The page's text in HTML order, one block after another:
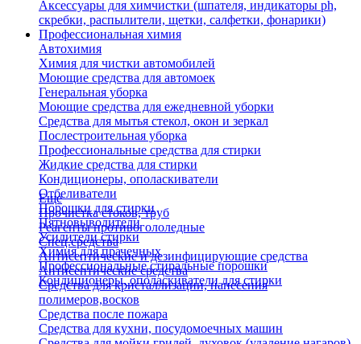
Аксессуары для химчистки (шпателя, индикаторы ph,
скребки, распылители, щетки, салфетки, фонарики)
Профессиональная химия
Автохимия
Химия для чистки автомобилей
Моющие средства для автомоек
Генеральная уборка
Моющие средства для ежедневной уборки
Средства для мытья стекол, окон и зеркал
Послестроительная уборка
Профессиональные средства для стирки
Жидкие средства для стирки
Кондиционеры, ополаскиватели
Отбеливатели
Порошки для стирки
Пятновыводители
Усилители стирки
Химия для прачечных
Профессиональные стиральные порошки
Кондиционеры, ополаскиватели для стирки
Еще
Прочистка стоков, труб
Реагенты противогололедные
Спец.средства
Антисептические и дезинфицирующие средства
Антисептические средства
Средства для кристаллизации, нанесения
полимеров,восков
Средства после пожара
Средства для кухни, посудомоечных машин